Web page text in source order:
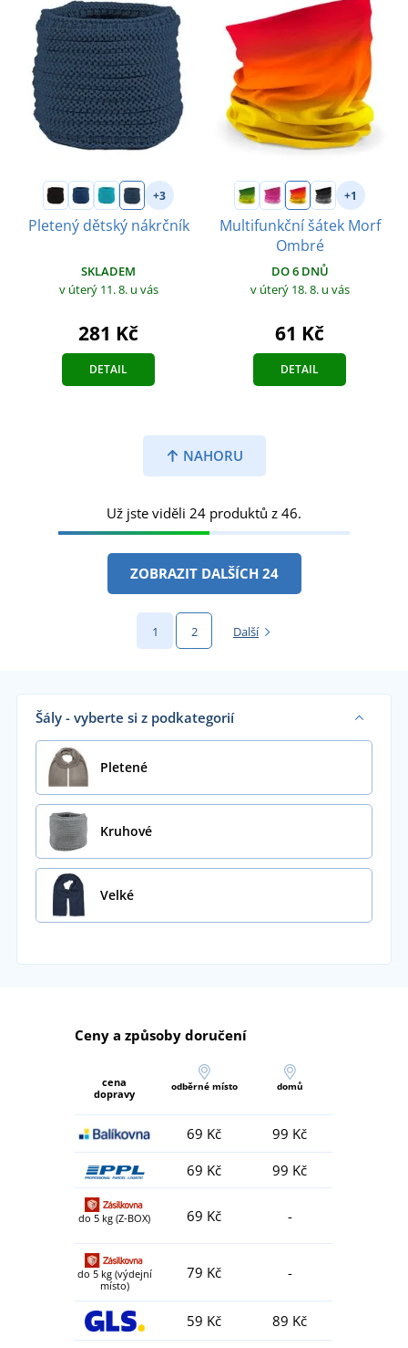
+3
Pletený dětský nákrčník
SKLADEM
v úterý 11. 8. u vás
281 Kč
DETAIL
+1
Multifunkční šátek Morf
Ombré
DO 6 DNŮ
v úterý 18. 8. u vás
61 Kč
DETAIL
NAHORU
Už jste viděli 24 produktů z 46.
ZOBRAZIT DALŠÍCH 24
1 2 Další
Šály - vyberte si z podkategorií
Pletené
Kruhové
Velké
Ceny a způsoby doručení
cena
dopravy
odběrné místo domů
69 Kč
99 Kč
69 Kč
99 Kč
do 5 kg (Z-BOX) 69 Kč -
do 5 kg (výdejní
místo)
79 Kč -
59 Kč 89 Kč